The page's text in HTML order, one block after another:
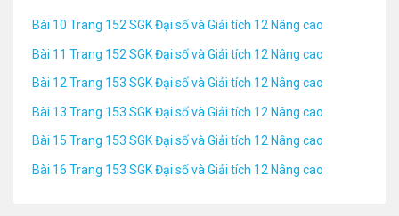
Bài 10 Trang 152 SGK Đại số và Giải tích 12 Nâng cao
Bài 11 Trang 152 SGK Đại số và Giải tích 12 Nâng cao
Bài 12 Trang 153 SGK Đại số và Giải tích 12 Nâng cao
Bài 13 Trang 153 SGK Đại số và Giải tích 12 Nâng cao
Bài 15 Trang 153 SGK Đại số và Giải tích 12 Nâng cao
Bài 16 Trang 153 SGK Đại số và Giải tích 12 Nâng cao